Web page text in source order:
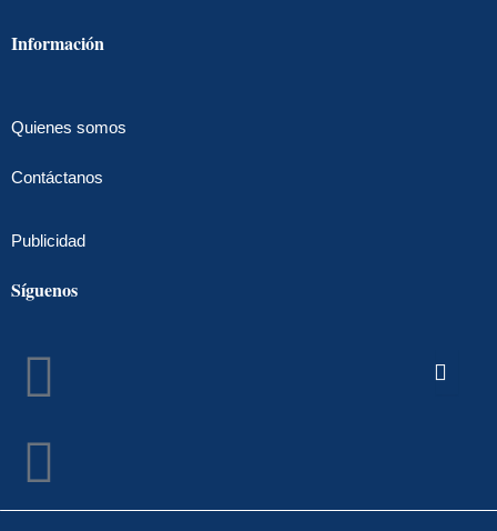
Información
Quienes somos
Contáctanos
Publicidad
Síguenos
Facebook
Instagram